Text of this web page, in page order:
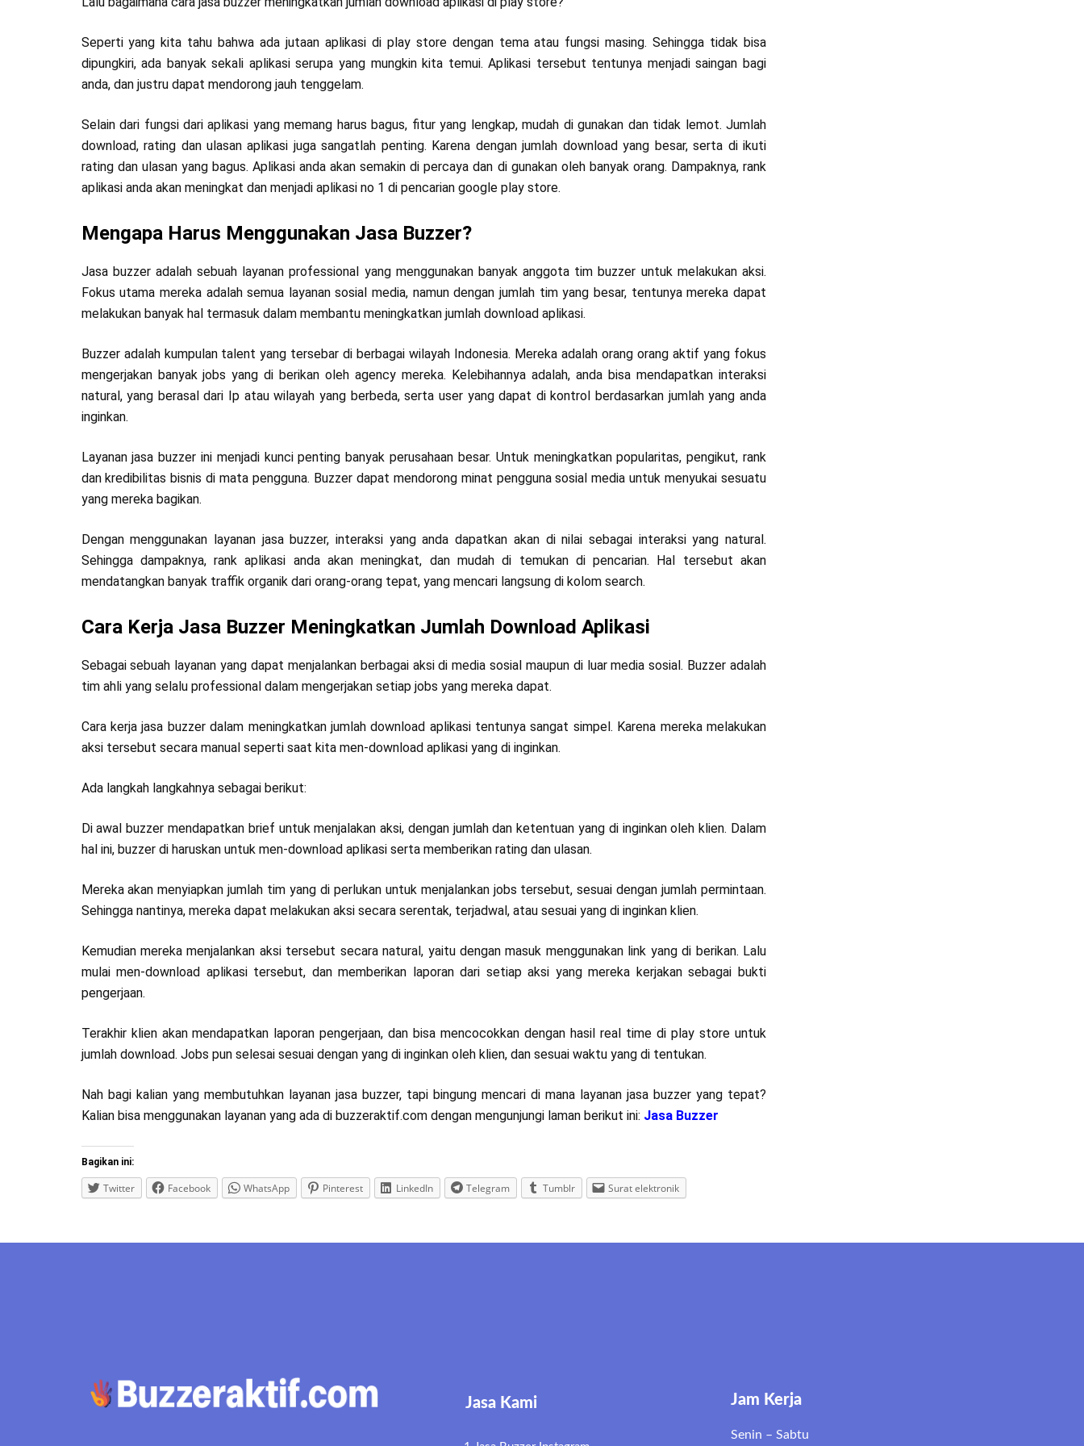
Seperti yang kita tahu bahwa ada jutaan aplikasi di play store dengan tema atau fungsi masing. Sehingga tidak bisa
dipungkiri, ada banyak sekali aplikasi serupa yang mungkin kita temui. Aplikasi tersebut tentunya menjadi saingan bagi
anda, dan justru dapat mendorong jauh tenggelam.
Selain dari fungsi dari aplikasi yang memang harus bagus, fitur yang lengkap, mudah di gunakan dan tidak lemot. Jumlah
download, rating dan ulasan aplikasi juga sangatlah penting. Karena dengan jumlah download yang besar, serta di ikuti
rating dan ulasan yang bagus. Aplikasi anda akan semakin di percaya dan di gunakan oleh banyak orang. Dampaknya, rank
aplikasi anda akan meningkat dan menjadi aplikasi no 1 di pencarian google play store.
Mengapa Harus Menggunakan Jasa Buzzer?
Jasa buzzer adalah sebuah layanan professional yang menggunakan banyak anggota tim buzzer untuk melakukan aksi.
Fokus utama mereka adalah semua layanan sosial media, namun dengan jumlah tim yang besar, tentunya mereka dapat
melakukan banyak hal termasuk dalam membantu meningkatkan jumlah download aplikasi.
Buzzer adalah kumpulan talent yang tersebar di berbagai wilayah Indonesia. Mereka adalah orang orang aktif yang fokus
mengerjakan banyak jobs yang di berikan oleh agency mereka. Kelebihannya adalah, anda bisa mendapatkan interaksi
natural, yang berasal dari Ip atau wilayah yang berbeda, serta user yang dapat di kontrol berdasarkan jumlah yang anda
inginkan.
Layanan jasa buzzer ini menjadi kunci penting banyak perusahaan besar. Untuk meningkatkan popularitas, pengikut, rank
dan kredibilitas bisnis di mata pengguna. Buzzer dapat mendorong minat pengguna sosial media untuk menyukai sesuatu
yang mereka bagikan.
Dengan menggunakan layanan jasa buzzer, interaksi yang anda dapatkan akan di nilai sebagai interaksi yang natural.
Sehingga dampaknya, rank aplikasi anda akan meningkat, dan mudah di temukan di pencarian. Hal tersebut akan
mendatangkan banyak traffik organik dari orang-orang tepat, yang mencari langsung di kolom search.
Cara Kerja Jasa Buzzer Meningkatkan Jumlah Download Aplikasi
Sebagai sebuah layanan yang dapat menjalankan berbagai aksi di media sosial maupun di luar media sosial. Buzzer adalah
tim ahli yang selalu professional dalam mengerjakan setiap jobs yang mereka dapat.
Cara kerja jasa buzzer dalam meningkatkan jumlah download aplikasi tentunya sangat simpel. Karena mereka melakukan
aksi tersebut secara manual seperti saat kita men-download aplikasi yang di inginkan.
Ada langkah langkahnya sebagai berikut:
Di awal buzzer mendapatkan brief untuk menjalakan aksi, dengan jumlah dan ketentuan yang di inginkan oleh klien. Dalam
hal ini, buzzer di haruskan untuk men-download aplikasi serta memberikan rating dan ulasan.
Mereka akan menyiapkan jumlah tim yang di perlukan untuk menjalankan jobs tersebut, sesuai dengan jumlah permintaan.
Sehingga nantinya, mereka dapat melakukan aksi secara serentak, terjadwal, atau sesuai yang di inginkan klien.
Kemudian mereka menjalankan aksi tersebut secara natural, yaitu dengan masuk menggunakan link yang di berikan. Lalu
mulai men-download aplikasi tersebut, dan memberikan laporan dari setiap aksi yang mereka kerjakan sebagai bukti
pengerjaan.
Terakhir klien akan mendapatkan laporan pengerjaan, dan bisa mencocokkan dengan hasil real time di play store untuk
jumlah download. Jobs pun selesai sesuai dengan yang di inginkan oleh klien, dan sesuai waktu yang di tentukan.
Nah bagi kalian yang membutuhkan layanan jasa buzzer, tapi bingung mencari di mana layanan jasa buzzer yang tepat?
Kalian bisa menggunakan layanan yang ada di buzzeraktif.com dengan mengunjungi laman berikut ini: Jasa Buzzer
Bagikan ini:
Twitter Facebook WhatsApp Pinterest LinkedIn Telegram Tumblr Surat elektronik
Jasa Kami Jam Kerja
Senin – Sabtu